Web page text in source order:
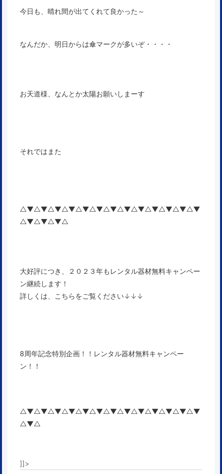
今日も、晴れ間が出てくれて良かった～
なんだか、明日からは傘マークが多いぞ・・・・
お天道様、なんとか太陽お願いしまーす
それではまた
△▼△▼△▼△▼△▼△▼△▼△▼△▼△▼△▼△▼△▼
△▼△▼△▼△
大好評につき、２０２３年もレンタル器材無料キャンペー
ン継続します！
詳しくは、こちらをご覧ください↓↓↓
8周年記念特別企画！！レンタル器材無料キャンペー
ン！！
△▼△▼△▼△▼△▼△▼△▼△▼△▼△▼△▼△▼△▼
△▼△
]]>